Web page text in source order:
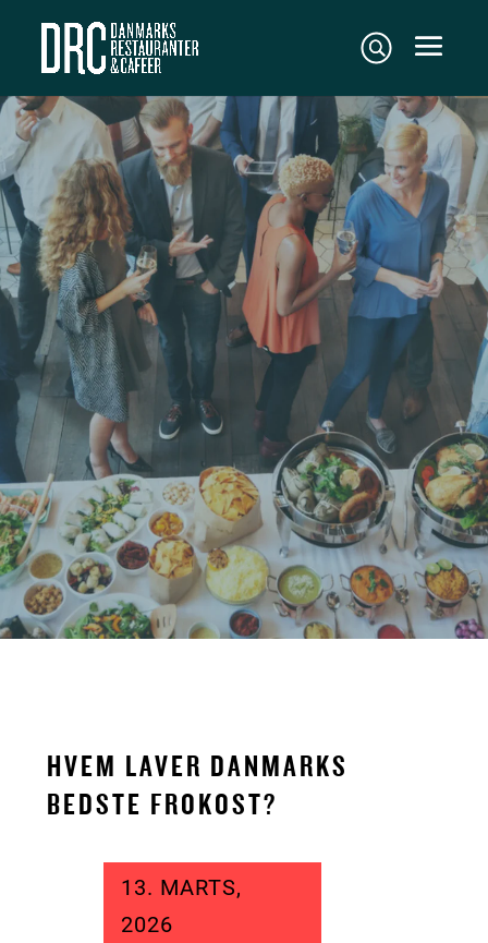
HVEM LAVER DANMARKS
BEDSTE FROKOST?
13. MARTS,
2026